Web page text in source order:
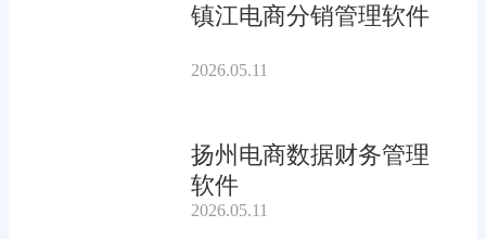
镇江电商分销管理软件
2026.05.11
扬州电商数据财务管理
软件
2026.05.11